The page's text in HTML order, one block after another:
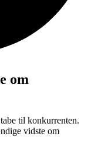
om
til konkurrenten.
vidste om